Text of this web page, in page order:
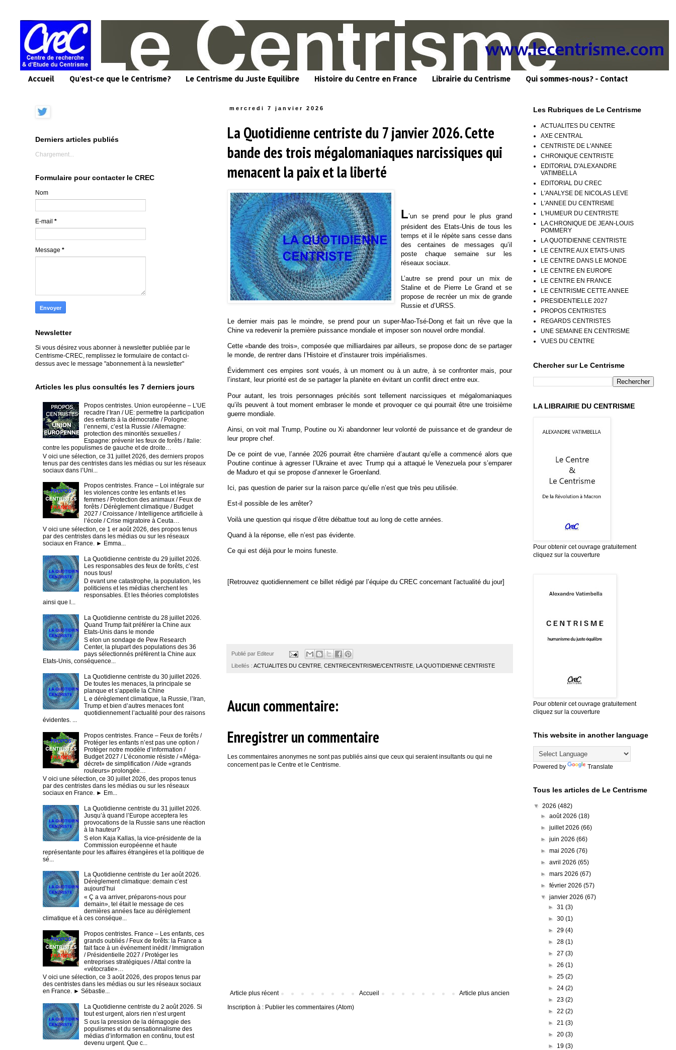
Accueil Qu'est-ce que le Centrisme? Le Centrisme du Juste Equilibre Histoire du Centre en France Librairie du Centrisme Qui sommes-nous? - Contact
mercredi 7 janvier 2026
La Quotidienne centriste du 7 janvier 2026. Cette
bande des trois mégalomaniaques narcissiques qui
menacent la paix et la liberté
L’un se prend pour le plus grand
président des Etats-Unis de tous les
temps et il le répète sans cesse dans
des centaines de messages qu’il
poste chaque semaine sur les
réseaux sociaux.
L’autre se prend pour un mix de
Staline et de Pierre Le Grand et se
propose de recréer un mix de grande
Russie et d’URSS.
Le dernier mais pas le moindre, se prend pour un super-Mao-Tsé-Dong et fait un rêve que la
Chine va redevenir la première puissance mondiale et imposer son nouvel ordre mondial.
Cette «bande des trois», composée que milliardaires par ailleurs, se propose donc de se partager
le monde, de rentrer dans l’Histoire et d’instaurer trois impérialismes.
Évidemment ces empires sont voués, à un moment ou à un autre, à se confronter mais, pour
l’instant, leur priorité est de se partager la planète en évitant un conflit direct entre eux.
Pour autant, les trois personnages précités sont tellement narcissiques et mégalomaniaques
qu’ils peuvent à tout moment embraser le monde et provoquer ce qui pourrait être une troisième
guerre mondiale.
Ainsi, on voit mal Trump, Poutine ou Xi abandonner leur volonté de puissance et de grandeur de
leur propre chef.
De ce point de vue, l’année 2026 pourrait être charnière d’autant qu’elle a commencé alors que
Poutine continue à agresser l’Ukraine et avec Trump qui a attaqué le Venezuela pour s’emparer
de Maduro et qui se propose d’annexer le Groenland.
Ici, pas question de parier sur la raison parce qu’elle n’est que très peu utilisée.
Est-il possible de les arrêter?
Voilà une question qui risque d’être débattue tout au long de cette années.
Quand à la réponse, elle n’est pas évidente.
Ce qui est déjà pour le moins funeste.
[Retrouvez quotidiennement ce billet rédigé par l’équipe du CREC concernant l'actualité du jour]
Publié par Editeur
Libellés : ACTUALITES DU CENTRE CENTRE/CENTRISME/CENTRISTE LA QUOTIDIENNE CENTRISTE
Aucun commentaire:
Enregistrer un commentaire
Les commentaires anonymes ne sont pas publiés ainsi que ceux qui seraient insultants ou qui ne
concernent pas le Centre et le Centrisme.
Article plus récent Article plus ancien
Accueil
Inscription à : Publier les commentaires (Atom)
Derniers articles publiés
Chargement...
Formulaire pour contacter le CREC
Nom
E-mail *
Message *
Newsletter
Si vous désirez vous abonner à newsletter publiée par le
Centrisme-CREC, remplissez le formulaire de contact ci-
dessus avec le message "abonnement à la newsletter"
Articles les plus consultés les 7 derniers jours
Propos centristes. Union européenne – L’UE
recadre l’Iran / UE: permettre la participation
des enfants à la démocratie / Pologne:
l’ennemi, c’est la Russie / Allemagne:
protection des minorités sexuelles /
Espagne: prévenir les feux de forêts / Italie:
contre les populismes de gauche et de droite…
V oici une sélection, ce 31 juillet 2026, des derniers propos
tenus par des centristes dans les médias ou sur les réseaux
sociaux dans l’Uni...
Propos centristes. France – Loi intégrale sur
les violences contre les enfants et les
femmes / Protection des animaux / Feux de
forêts / Dérèglement climatique / Budget
2027 / Croissance / Intelligence artificielle à
l’école / Crise migratoire à Ceuta…
V oici une sélection, ce 1 er août 2026, des propos tenus
par des centristes dans les médias ou sur les réseaux
sociaux en France. ► Emma...
La Quotidienne centriste du 29 juillet 2026.
Les responsables des feux de forêts, c’est
nous tous!
D evant une catastrophe, la population, les
politiciens et les médias cherchent les
responsables. Et les théories complotistes
ainsi que l...
La Quotidienne centriste du 28 juillet 2026.
Quand Trump fait préférer la Chine aux
Etats-Unis dans le monde
S elon un sondage de Pew Research
Center, la plupart des populations des 36
pays sélectionnés préfèrent la Chine aux
Etats-Unis, conséquence...
La Quotidienne centriste du 30 juillet 2026.
De toutes les menaces, la principale se
planque et s’appelle la Chine
L e dérèglement climatique, la Russie, l’Iran,
Trump et bien d’autres menaces font
quotidiennement l’actualité pour des raisons
évidentes. ...
Propos centristes. France – Feux de forêts /
Protéger les enfants n’est pas une option /
Protéger notre modèle d’information /
Budget 2027 / L’économie résiste / «Méga-
décret» de simplification / Aide «grands
rouleurs» prolongée…
V oici une sélection, ce 30 juillet 2026, des propos tenus
par des centristes dans les médias ou sur les réseaux
sociaux en France. ► Em...
La Quotidienne centriste du 31 juillet 2026.
Jusqu’à quand l’Europe acceptera les
provocations de la Russie sans une réaction
à la hauteur?
S elon Kaja Kallas, la vice-présidente de la
Commission européenne et haute
représentante pour les affaires étrangères et la politique de
sé...
La Quotidienne centriste du 1er août 2026.
Dérèglement climatique: demain c’est
aujourd’hui
« Ç a va arriver, préparons-nous pour
demain», tel était le message de ces
dernières années face au dérèglement
climatique et à ces conséque...
Propos centristes. France – Les enfants, ces
grands oubliés / Feux de forêts: la France a
fait face à un événement inédit / Immigration
/ Présidentielle 2027 / Protéger les
entreprises stratégiques / Attal contre la
«vétocratie»…
V oici une sélection, ce 3 août 2026, des propos tenus par
des centristes dans les médias ou sur les réseaux sociaux
en France. ► Sébastie...
La Quotidienne centriste du 2 août 2026. Si
tout est urgent, alors rien n’est urgent
S ous la pression de la démagogie des
populismes et du sensationnalisme des
médias d’information en continu, tout est
devenu urgent. Que c...
Les Rubriques de Le Centrisme
ACTUALITES DU CENTRE
AXE CENTRAL
CENTRISTE DE L'ANNEE
CHRONIQUE CENTRISTE
EDITORIAL D'ALEXANDRE
VATIMBELLA
EDITORIAL DU CREC
L'ANALYSE DE NICOLAS LEVE
L'ANNEE DU CENTRISME
L'HUMEUR DU CENTRISTE
LA CHRONIQUE DE JEAN-LOUIS
POMMERY
LA QUOTIDIENNE CENTRISTE
LE CENTRE AUX ETATS-UNIS
LE CENTRE DANS LE MONDE
LE CENTRE EN EUROPE
LE CENTRE EN FRANCE
LE CENTRISME CETTE ANNEE
PRESIDENTIELLE 2027
PROPOS CENTRISTES
REGARDS CENTRISTES
UNE SEMAINE EN CENTRISME
VUES DU CENTRE
Chercher sur Le Centrisme
LA LIBRAIRIE DU CENTRISME
Pour obtenir cet ouvrage gratuitement
cliquez sur la couverture
Pour obtenir cet ouvrage gratuitement
cliquez sur la couverture
This website in another language
Powered by Translate
Tous les articles de Le Centrisme
▼ 2026 (482)
►août 2026(18)
►juillet 2026(66)
►juin 2026(66)
►mai 2026(76)
►avril 2026(65)
►mars 2026(67)
►février 2026(57)
▼janvier 2026(67)
► 31 (3)
► 30 (1)
► 29 (4)
► 28 (1)
► 27 (3)
► 26 (1)
► 25 (2)
► 24 (2)
► 23 (2)
► 22 (2)
► 21 (3)
► 20 (3)
► 19 (3)